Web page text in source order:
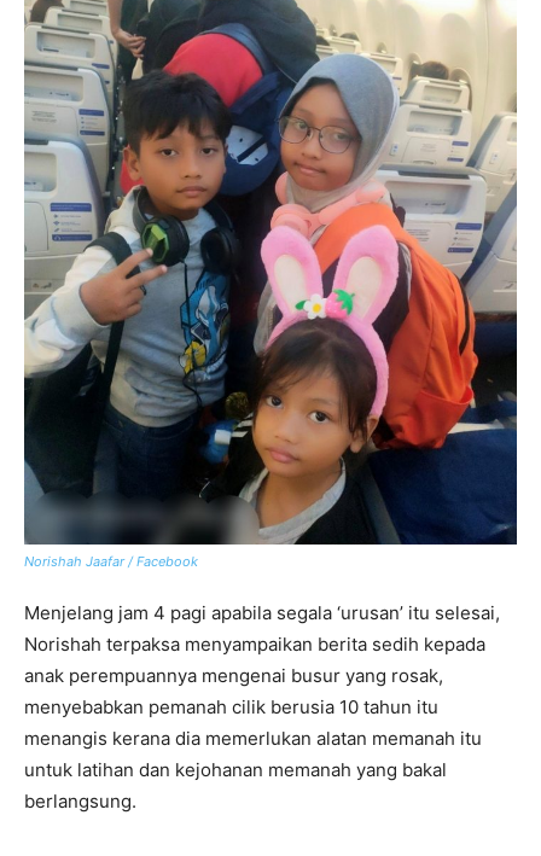
Norishah Jaafar / Facebook
Menjelang jam 4 pagi apabila segala ‘urusan’ itu selesai,
Norishah terpaksa menyampaikan berita sedih kepada
anak perempuannya mengenai busur yang rosak,
menyebabkan pemanah cilik berusia 10 tahun itu
menangis kerana dia memerlukan alatan memanah itu
untuk latihan dan kejohanan memanah yang bakal
berlangsung.